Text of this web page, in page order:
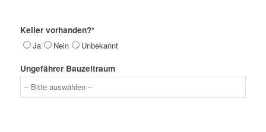
Keller vorhanden?*
Ja
Nein Unbekannt
Ungefährer Bauzeitraum